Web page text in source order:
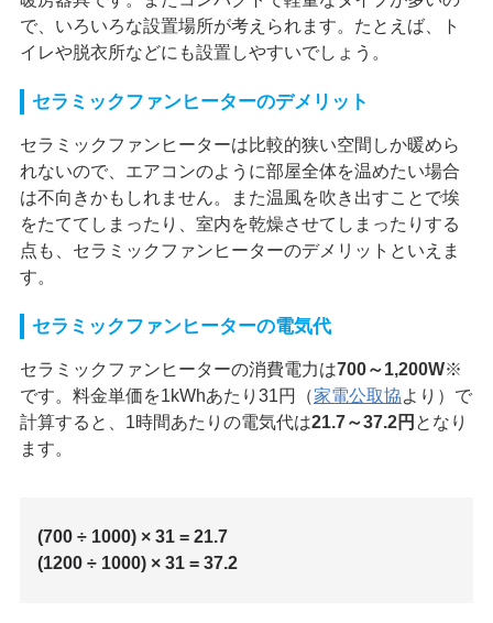
で、いろいろな設置場所が考えられます。たとえば、ト
イレや脱衣所などにも設置しやすいでしょう。
セラミックファンヒーターのデメリット
セラミックファンヒーターは比較的狭い空間しか暖めら
れないので、エアコンのように部屋全体を温めたい場合
は不向きかもしれません。また温風を吹き出すことで埃
をたててしまったり、室内を乾燥させてしまったりする
点も、セラミックファンヒーターのデメリットといえま
す。
セラミックファンヒーターの電気代
セラミックファンヒーターの消費電力は700～1,200W※
です。料金単価を1kWhあたり31円（家電公取協より）で
計算すると、1時間あたりの電気代は21.7～37.2円 となり
ます。
(700 ÷ 1000) × 31 = 21.7
(1200 ÷ 1000) × 31 = 37.2